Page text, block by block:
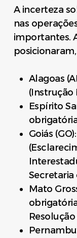
A incerteza
nas
importantes.
Alagoas
(Instrução
Espírito
Goiás
Secretaria
Mato
Resolução